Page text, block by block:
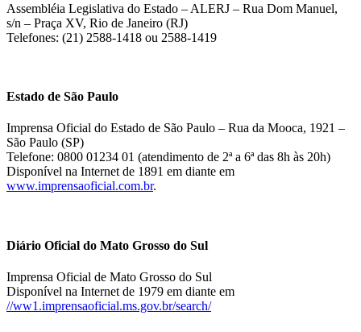
Assembléia Legislativa do Estado – ALERJ – Rua Dom Manuel,
s/n – Praça XV, Rio de Janeiro (RJ)
Telefones: (21) 2588-1418 ou 2588-1419
Estado de São Paulo
Imprensa Oficial do Estado de São Paulo – Rua da Mooca, 1921 –
São Paulo (SP)
Telefone: 0800 01234 01 (atendimento de 2ª a 6ª das 8h às 20h)
Disponível na Internet de 1891 em diante em
www.imprensaoficial.com.br.
Diário Oficial do Mato Grosso do Sul
Imprensa Oficial de Mato Grosso do Sul
Disponível na Internet de 1979 em diante em
//ww1.imprensaoficial.ms.gov.br/search/